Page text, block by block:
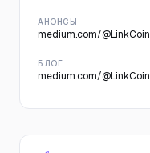
АНОНСЫ
medium.com/@LinkCoin
БЛОГ
medium.com/@LinkCoin